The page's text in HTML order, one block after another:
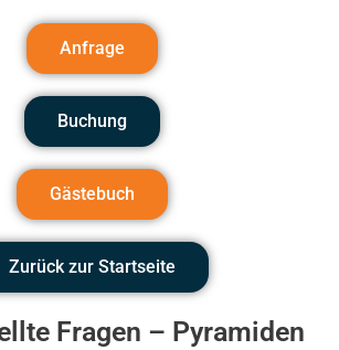
Anfrage
Buchung
Gästebuch
Zurück zur Startseite
Fragen – Pyramiden